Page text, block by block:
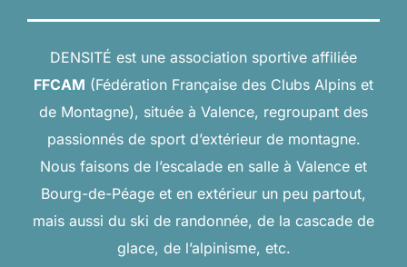
DENSITÉ est une association sportive affiliée
FFCAM (Fédération Française des Clubs Alpins et
de Montagne), située à Valence, regroupant des
passionnés de sport d’extérieur de montagne.
Nous faisons de l’escalade en salle à Valence et
Bourg-de-Péage et en extérieur un peu partout,
mais aussi du ski de randonnée, de la cascade de
glace, de l’alpinisme, etc.